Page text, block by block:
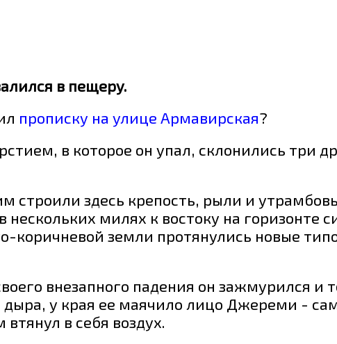
в пещеру.
прописку на улице Армавирская?
в которое он упал, склонились три
строили здесь крепость, рыли и
милях к востоку на горизонте
коричневой земли протянулись новые
внезапного падения он зажмурился и
у края ее маячило лицо Джереми -
в себя воздух.